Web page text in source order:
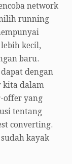
network
running
kecil,
baru.
dengan
kita dalam
offer yang
tentang
converting.
kayak